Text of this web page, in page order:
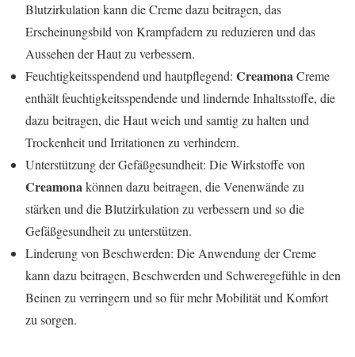
Blutzirkulation kann die Creme dazu beitragen, das
Erscheinungsbild von Krampfadern zu reduzieren und das
Aussehen der Haut zu verbessern.
Feuchtigkeitsspendend und hautpflegend: CreamonaCreme
enthält feuchtigkeitsspendende und lindernde Inhaltsstoffe, die
dazu beitragen, die Haut weich und samtig zu halten und
Trockenheit und Irritationen zu verhindern.
Unterstützung der Gefäßgesundheit: Die Wirkstoffe von
Creamonakönnen dazu beitragen, die Venenwände zu
stärken und die Blutzirkulation zu verbessern und so die
Gefäßgesundheit zu unterstützen.
Linderung von Beschwerden: Die Anwendung der Creme
kann dazu beitragen, Beschwerden und Schweregefühle in den
Beinen zu verringern und so für mehr Mobilität und Komfort
zu sorgen.